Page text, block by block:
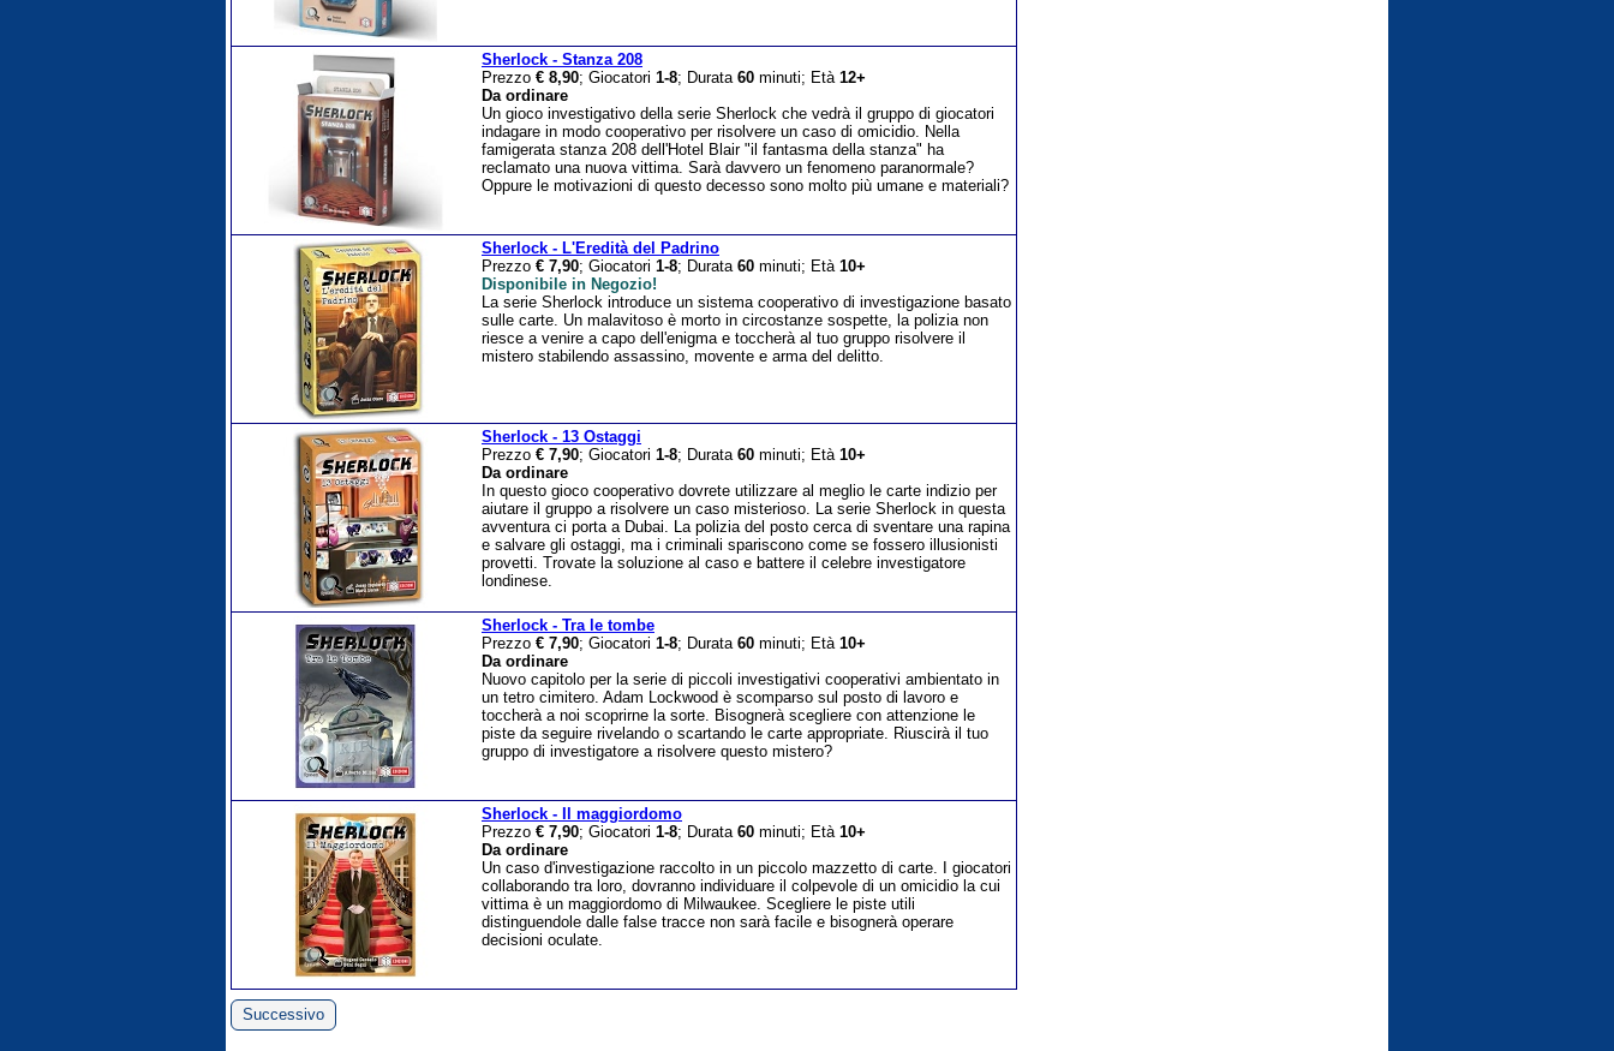
Sherlock - Stanza 208
Prezzo € 8,90; Giocatori 1-8; Durata 60 minuti; Età 12+
Da ordinare
Un gioco investigativo della serie Sherlock che vedrà il gruppo di giocatori
indagare in modo cooperativo per risolvere un caso di omicidio. Nella
famigerata stanza 208 dell'Hotel Blair "il fantasma della stanza" ha
reclamato una nuova vittima. Sarà davvero un fenomeno paranormale?
Oppure le motivazioni di questo decesso sono molto più umane e materiali?
Sherlock - L'Eredità del Padrino
Prezzo € 7,90; Giocatori 1-8; Durata 60 minuti; Età 10+
Disponibile in Negozio!
La serie Sherlock introduce un sistema cooperativo di investigazione basato
sulle carte. Un malavitoso è morto in circostanze sospette, la polizia non
riesce a venire a capo dell'enigma e toccherà al tuo gruppo risolvere il
mistero stabilendo assassino, movente e arma del delitto.
Sherlock - 13 Ostaggi
Prezzo € 7,90; Giocatori 1-8; Durata 60 minuti; Età 10+
Da ordinare
In questo gioco cooperativo dovrete utilizzare al meglio le carte indizio per
aiutare il gruppo a risolvere un caso misterioso. La serie Sherlock in questa
avventura ci porta a Dubai. La polizia del posto cerca di sventare una rapina
e salvare gli ostaggi, ma i criminali spariscono come se fossero illusionisti
provetti. Trovate la soluzione al caso e battere il celebre investigatore
londinese.
Sherlock - Tra le tombe
Prezzo € 7,90; Giocatori 1-8; Durata 60 minuti; Età 10+
Da ordinare
Nuovo capitolo per la serie di piccoli investigativi cooperativi ambientato in
un tetro cimitero. Adam Lockwood è scomparso sul posto di lavoro e
toccherà a noi scoprirne la sorte. Bisognerà scegliere con attenzione le
piste da seguire rivelando o scartando le carte appropriate. Riuscirà il tuo
gruppo di investigatore a risolvere questo mistero?
Sherlock - Il maggiordomo
Prezzo € 7,90; Giocatori 1-8; Durata 60 minuti; Età 10+
Da ordinare
Un caso d'investigazione raccolto in un piccolo mazzetto di carte. I giocatori
collaborando tra loro, dovranno individuare il colpevole di un omicidio la cui
vittima è un maggiordomo di Milwaukee. Scegliere le piste utili
distinguendole dalle false tracce non sarà facile e bisognerà operare
decisioni oculate.
Successivo